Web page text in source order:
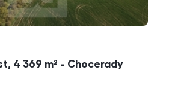
4 369 m² - Chocerady